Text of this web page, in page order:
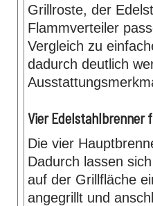
Grillroste, der
Flammverteiler
Vergleich zu
dadurch deutlich
Vier Edelstahlbrenner
Die vier
Dadurch lassen
auf der Grillfläche
angegrillt und